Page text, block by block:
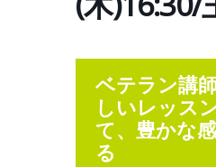
ベテラン講
しいレッス
て、豊かな
る